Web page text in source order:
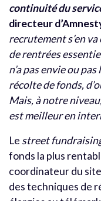
continuité du
directeur
recrutement s’en
de rentrées
n’a pas envie ou
récolte de fonds,
Mais, à notre
est meilleur en
Le street
fonds la plus
coordinateur du
des techniques de